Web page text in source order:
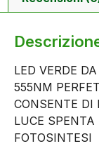
LED VERDE
555NM
CONSENTE DI
LUCE
FOTOSINTESI